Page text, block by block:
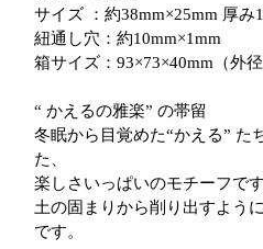
サイズ ：約38mm×25mm 厚み
紐通し穴：約10mm×1mm
箱サイズ：93×73×40mm（外
“ かえるの雅楽” の帯留
冬眠から目覚めた“かえる” た
た、
楽しさいっぱいのモチーフで
土の固まりから削り出すよう
です。